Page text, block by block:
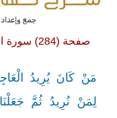
صفحة (284) سورة الإسراء من آية 18 إلى آية 27
مَنْ كَانَ يُرِيدُ
لِمَنْ نُرِيدُ ثُمَّ